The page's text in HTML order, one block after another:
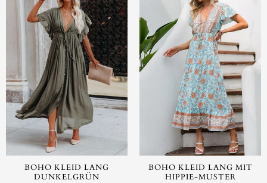
BOHO KLEID LANG
DUNKELGRÜN
BOHO KLEID LANG MIT
HIPPIE-MUSTER